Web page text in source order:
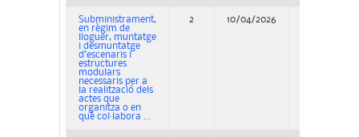
Subministrament,
en règim de
lloguer, muntatge
i desmuntatge
d’escenaris i
estructures
modulars
necessaris per a
la realització dels
actes que
organitza o en
què col·labora ...
2 10/04/2026